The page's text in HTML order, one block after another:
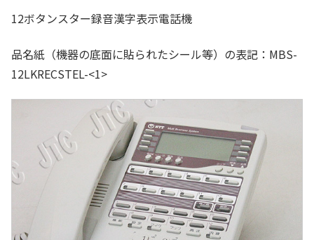
12ボタンスター録音漢字表示電話機
品名紙（機器の底面に貼られたシール等）の表記：MBS-
12LKRECSTEL-<1>